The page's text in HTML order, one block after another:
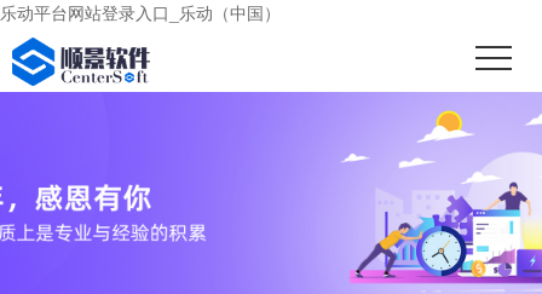
乐动平台网站登录入口_乐动（中国）